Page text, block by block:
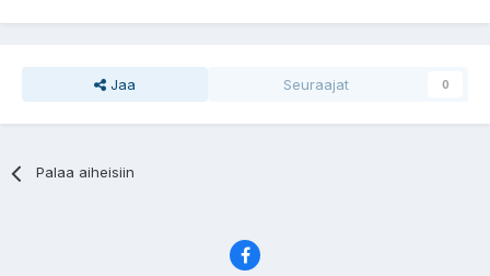
Jaa Seuraajat 0
Palaa aiheisiin